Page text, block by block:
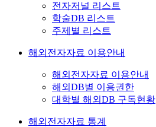
전자저널 리스트
학술DB 리스트
주제별 리스트
해외전자자료 이용안내
해외전자자료 이용안내
해외DB별 이용권한
대학별 해외DB 구독현황
해외전자자료 통계